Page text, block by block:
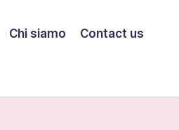
Chi siamo Contact us